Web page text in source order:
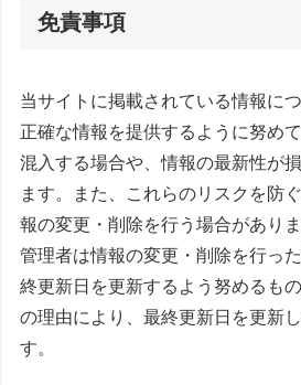
免責事項
当サイトに掲載されている情報に
正確な情報を提供するように努め
混入する場合や、情報の最新性が
ます。また、これらのリスクを防
報の変更・削除を行う場合がありま
管理者は情報の変更・削除を行っ
終更新日を更新するよう努めるも
の理由により、最終更新日を更新
す。